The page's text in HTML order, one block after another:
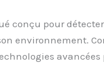
conçu pour
environnement.
avancées